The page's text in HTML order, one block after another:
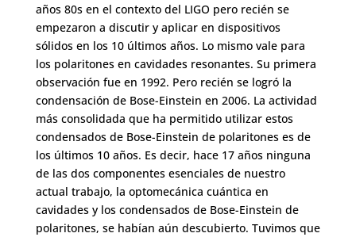
años 80s en el contexto del LIGO pero recién se
empezaron a discutir y aplicar en dispositivos
sólidos en los 10 últimos años. Lo mismo vale para
los polaritones en cavidades resonantes. Su primera
observación fue en 1992. Pero recién se logró la
condensación de Bose-Einstein en 2006. La actividad
más consolidada que ha permitido utilizar estos
condensados de Bose-Einstein de polaritones es de
los últimos 10 años. Es decir, hace 17 años ninguna
de las dos componentes esenciales de nuestro
actual trabajo, la optomecánica cuántica en
cavidades y los condensados de Bose-Einstein de
polaritones, se habían aún descubierto. Tuvimos que